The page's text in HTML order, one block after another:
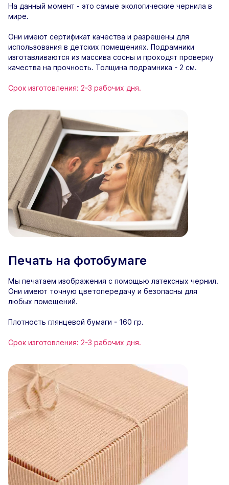
На данный момент - это самые экологические чернила в
мире.
Они имеют сертификат качества и разрешены для
использования в детских помещениях. Подрамники
изготавливаются из массива сосны и проходят проверку
качества на прочность. Толщина подрамника - 2 см.
Срок изготовления: 2-3 рабочих дня.
Печать на фотобумаге
Мы печатаем изображения с помощью латексных чернил.
Они имеют точную цветопередачу и безопасны для
любых помещений.
Плотность глянцевой бумаги - 160 гр.
Срок изготовления: 2-3 рабочих дня.